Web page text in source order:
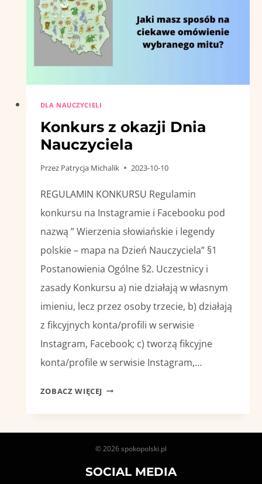
DLA NAUCZYCIELI
Konkurs z okazji Dnia
Nauczyciela
Przez Patrycja Michalik 2023-10-10
REGULAMIN KONKURSU Regulamin
konkursu na Instagramie i Facebooku pod
nazwą ” Wierzenia słowiańskie i legendy
polskie – mapa na Dzień Nauczyciela” §1
Postanowienia Ogólne §2. Uczestnicy i
zasady Konkursu a) nie działają w własnym
imieniu, lecz przez osoby trzecie, b) działają
z fikcyjnych konta/profili w serwisie
Instagram, Facebook; c) tworzą fikcyjne
konta/profile w serwisie Instagram,…
ZOBACZ WIĘCEJ KONKURS
OKAZJI
DNIA
NAUCZYCIELA
© 2026 spokopolski.pl
SOCIAL MEDIA